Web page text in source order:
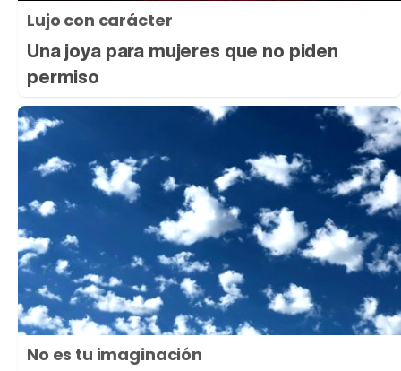
Lujo con carácter
Una joya para mujeres que no piden
permiso
No es tu imaginación